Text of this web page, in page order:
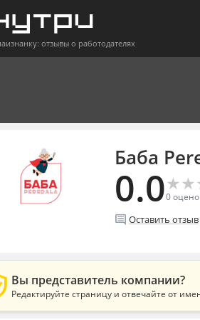
отзывы о работодателях
Баба
0.0★
★★
★
0
comment Оставить отзыв
Вы представитель компании?
Редактируйте страницу и отвечайте от